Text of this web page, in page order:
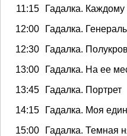
11:15
Гадалка. Каждому
12:00
Гадалка.
12:30
Гадалка.
13:00
Гадалка. На ее
13:45
Гадалка. Портрет
14:15
Гадалка. Моя
15:00
Гадалка. Темная